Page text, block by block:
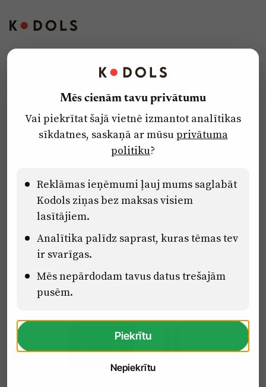
Privātuma politika
Ētikas kodekss
Pārredzamības paziņojumi
Eiropas Savienības Atveseļošanas un noturības mehānisma plāna
2.2. reformu un investīciju virziena “Uzņēmumu digitālā
transformācija un inovācijas” 2.2.1.5.i. investīcijas “Mediju nozares
uzņēmumu digitālās transformācijas veicināšana” pasākuma
“Mācības mediju nozares speciālistu digitālās kompetences un
zināšanu pilnveidošanai” projektā Latvijas Mediju nozares
kompetenču centrs (2.2.1.5.i.0/2/24/A/CFLA/001).
Mēs cienām tavu privātumu
Vai piekrītat šajā vietnē izmantot analītikas
sīkdatnes, saskaņā ar mūsuprivātuma
politiku?
Reklāmas ieņēmumi ļauj mums saglabāt
Kodols ziņas bez maksas visiem
lasītājiem.
Analītika palīdz saprast, kuras tēmas tev
ir svarīgas.
Mēs nepārdodam tavus datus trešajām
pusēm.
Piekrītu
Nepiekrītu